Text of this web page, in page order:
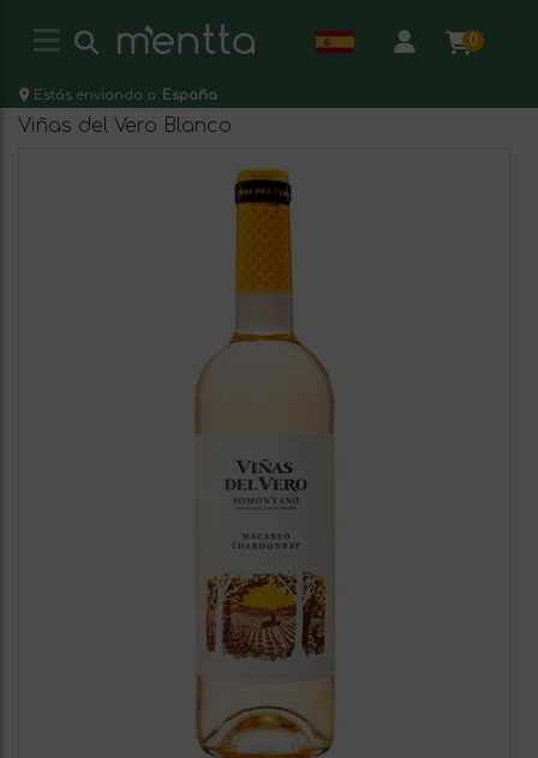
0
Estás enviando a: España
Viñas del Vero Blanco